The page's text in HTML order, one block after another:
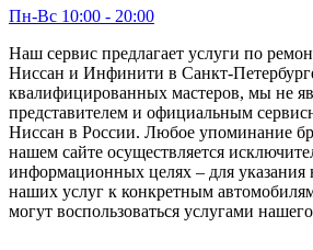
Пн-Вс 10:00 - 20:00
Наш сервис предлагает услуги по
Ниссан и Инфинити в Санкт-
квалифицированных мастеров, мы не
представителем и официальным
Ниссан в России. Любое упоминание
нашем сайте осуществляется
информационных целях – для указания
наших услуг к конкретным
могут воспользоваться услугами